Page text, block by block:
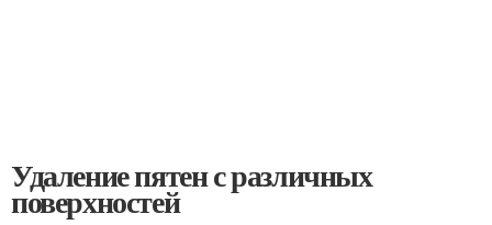
Удаление пятен с различных
поверхностей